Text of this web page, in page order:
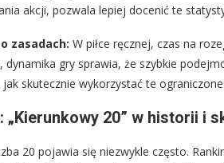
akcji, pozwala lepiej docenić te
zasadach: W piłce ręcznej, czas na
dynamika gry sprawia, że szybkie
skutecznie wykorzystać te
„Kierunkowy 20” w historii i
20 pojawia się niezwykle często.